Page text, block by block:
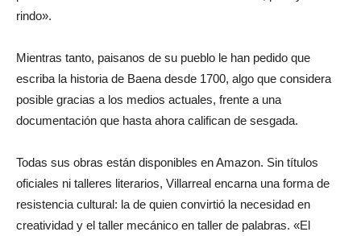
rindo».
Mientras tanto, paisanos de su pueblo le han pedido que
escriba la historia de Baena desde 1700, algo que considera
posible gracias a los medios actuales, frente a una
documentación que hasta ahora califican de sesgada.
Todas sus obras están disponibles en Amazon. Sin títulos
oficiales ni talleres literarios, Villarreal encarna una forma de
resistencia cultural: la de quien convirtió la necesidad en
creatividad y el taller mecánico en taller de palabras. «El